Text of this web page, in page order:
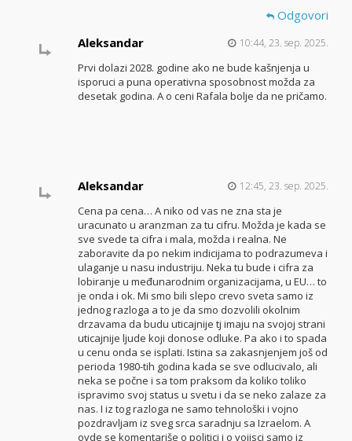
Odgovori
Aleksandar
10:44, 23. sep. 2025.
Prvi dolazi 2028. godine ako ne bude kašnjenja u
isporuci a puna operativna sposobnost možda za
desetak godina. A o ceni Rafala bolje da ne pričamo.
Aleksandar 12:45, 23. sep. 2025.
Cena pa cena… A niko od vas ne zna sta je
uracunato u aranzman za tu cifru. Možda je kada se
sve svede ta cifra i mala, možda i realna. Ne
zaboravite da po nekim indicijama to podrazumeva i
ulaganje u nasu industriju. Neka tu bude i cifra za
lobiranje u međunarodnim organizacijama, u EU… to
je onda i ok. Mi smo bili slepo crevo sveta samo iz
jednog razloga a to je da smo dozvolili okolnim
drzavama da budu uticajnije tj imaju na svojoj strani
uticajnije ljude koji donose odluke. Pa ako i to spada
u cenu onda se isplati. Istina sa zakasnjenjem još od
perioda 1980-tih godina kada se sve odlucivalo, ali
neka se počne i sa tom praksom da koliko toliko
ispravimo svoj status u svetu i da se neko zalaze za
nas. I iz tog razloga ne samo tehnološki i vojno
pozdravljam iz sveg srca saradnju sa Izraelom. A
ovde se komentariše o politici i o vojjsci samo iz